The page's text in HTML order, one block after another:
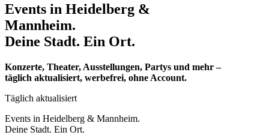
Events in Heidelberg &
Mannheim.
Deine Stadt. Ein Ort.
Konzerte, Theater, Ausstellungen, Partys und mehr –
täglich aktualisiert, werbefrei, ohne Account.
Täglich aktualisiert
Events in Heidelberg & Mannheim.
Deine Stadt. Ein Ort.